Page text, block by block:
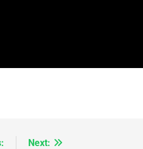
Next:
Jacques Hadida